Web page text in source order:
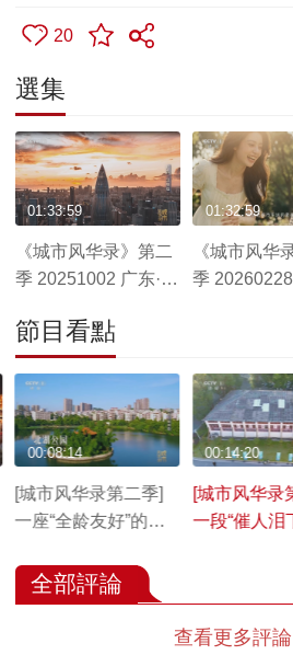
20
選集
《城市风华录》第二
季 20251002 广东·深
01:33:59
《城市风华
季 20260228
01:32:59
節目看點
[城市风华录第二季]
一座“全龄友好”的公
人民
00:08:14
[城市风华录
一段“催人泪
00:14:20
全部評論
查看更多評論